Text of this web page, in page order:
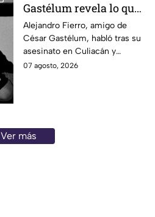
Gastélum revela lo que
vivió durante el
asesinato del
influencer: “A mí
también me
Alejandro Fierro, amigo de
César Gastélum, habló tras su
asesinato en Culiacán y
aseguró que él también fue
07 agosto, 2026
Ver más